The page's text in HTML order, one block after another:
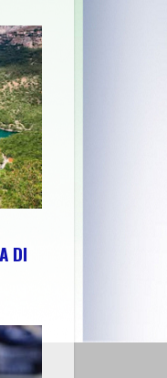
DEL
DI